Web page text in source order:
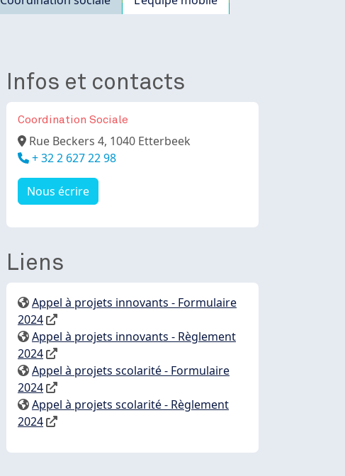
Infos et contacts
Coordination Sociale
Adresse
Rue Beckers 4, 1040 Etterbeek
Téléphone
+ 32 2 627 22 98
Nous écrire
Liens
Appel à projets innovants - Formulaire
2024
Appel à projets innovants - Règlement
2024
Appel à projets scolarité - Formulaire
2024
Appel à projets scolarité - Règlement
2024